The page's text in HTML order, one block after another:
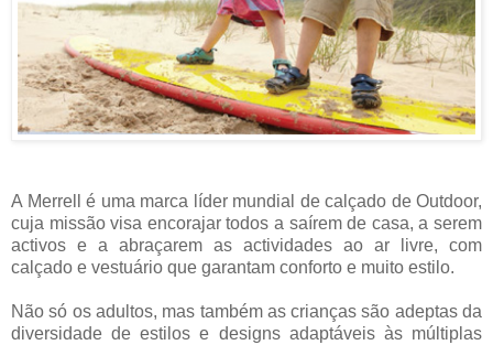
A Merrell é uma marca líder mundial de calçado de Outdoor,
cuja missão visa encorajar todos a saírem de casa, a serem
activos e a abraçarem as actividades ao ar livre, com
calçado e vestuário que garantam conforto e muito estilo.
Não só os adultos, mas também as crianças são adeptas da
diversidade de estilos e designs adaptáveis às múltiplas